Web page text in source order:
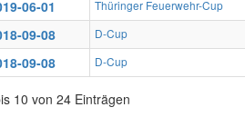
06-01 Thüringer Feuerwehr-Cup
09-08 D-Cup
09-08 D-Cup
10 von 24 Einträgen